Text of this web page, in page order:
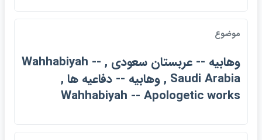
موضوع
وهابيه -‎- عربستان سعودي , Wahhabiyah -‎-
Saudi Arabia , وهابيه -‎- دفاعيه ها ,
Wahhabiyah -‎- Apologetic works